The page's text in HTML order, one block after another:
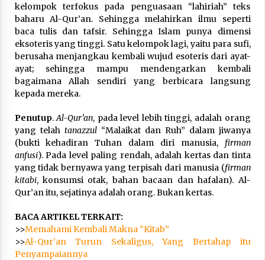
kelompok terfokus pada penguasaan “lahiriah” teks
baharu Al-Qur’an. Sehingga melahirkan ilmu seperti
baca tulis dan tafsir. Sehingga Islam punya dimensi
eksoteris yang tinggi. Satu kelompok lagi, yaitu para sufi,
berusaha menjangkau kembali wujud esoteris dari ayat-
ayat; sehingga mampu mendengarkan kembali
bagaimana Allah sendiri yang berbicara langsung
kepada mereka.
Penutup.Al-Qur’an, pada level lebih tinggi, adalah orang
yang telah tanazzul“Malaikat dan Ruh” dalam jiwanya
(bukti kehadiran Tuhan dalam diri manusia, firman
anfusi). Pada level paling rendah, adalah kertas dan tinta
yang tidak bernyawa yang terpisah dari manusia (firman
kitabi, konsumsi otak, bahan bacaan dan hafalan). Al-
Qur’an itu, sejatinya adalah orang. Bukan kertas.
BACA ARTIKEL TERKAIT:
>>Memahami Kembali Makna “Kitab”
>>Al-Qur’an Turun Sekaligus, Yang Bertahap itu
Penyampaiannya